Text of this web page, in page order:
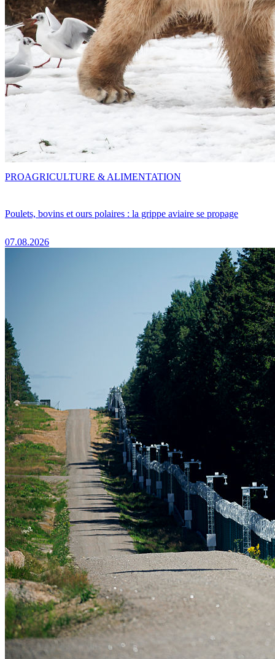
Poulets, bovins et ours polaires : la grippe aviaire se propage
07.08.2026
PROAGRICULTURE & ALIMENTATION